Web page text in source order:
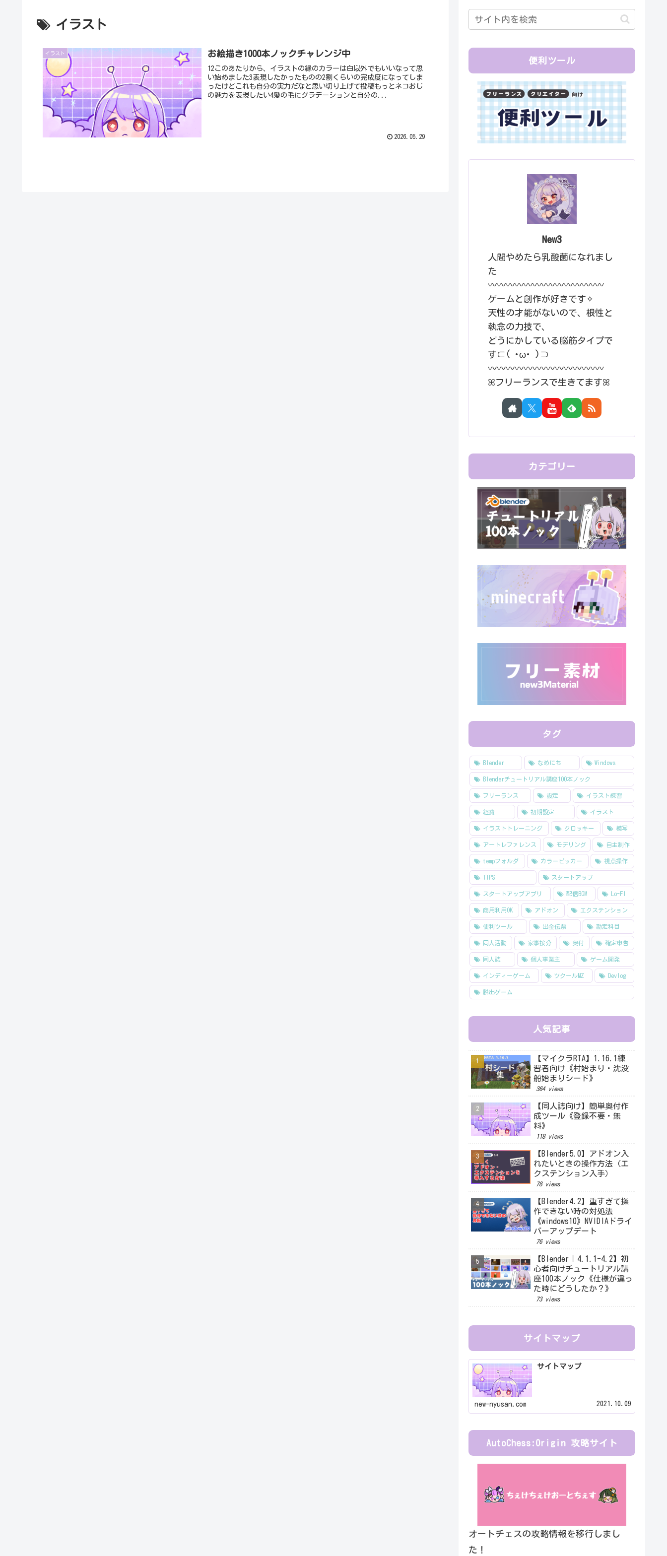
イラスト
イラスト お絵描き1000本ノックチャレンジ中
12このあたりから、イラストの縁のカラーは白以外でもいいなって思
い始めました3表現したかったものの2割くらいの完成度になってしま
ったけどこれも自分の実力だなと思い切り上げて投稿もっとネコおじ
の魅力を表現したい4髪の毛にグラデーションと自分の...
2026.05.29
便利ツール
New3
人間やめたら乳酸菌になれまし
た
〰︎〰︎〰︎〰︎〰︎〰︎〰︎〰︎〰︎〰︎〰︎〰︎〰︎
ゲームと創作が好きです✧
天性の才能がないので、根性と
執念の力技で、
どうにかしている脳筋タイプで
す⊂( ･ω･ )⊃
〰︎〰︎〰︎〰︎〰︎〰︎〰︎〰︎〰︎〰︎〰︎〰︎〰︎
ꕤフリーランスで生きてますꕤ
カテゴリー
タグ
Blender なめにち Windows
Blenderチュートリアル講座100本ノック
フリーランス 設定 イラスト練習
経費 初期設定 イラスト
イラストトレーニング クロッキー 模写
アートレファレンス モデリング 自主制作
tempフォルダ カラーピッカー 視点操作
TIPS スタートアップ
スタートアップアプリ 配信BGM Lo-FI
商用利用OK アドオン エクステンション
便利ツール 出金伝票 勘定科目
同人活動 家事按分 奥付 確定申告
同人誌 個人事業主 ゲーム開発
インディーゲーム ツクールMZ Devlog
脱出ゲーム
人気記事
【マイクラRTA】1.16.1練
習者向け《村始まり・沈没
船始まりシード》
364 views
【同人誌向け】簡単奥付作
成ツール《登録不要・無
料》
118 views
【Blender5.0】アドオン入
れたいときの操作方法（エ
クステンション入手）
78 views
【Blender4.2】重すぎて操
作できない時の対処法
《windows10》NVIDIAドライ
バーアップデート
76 views
【Blender｜4.1.1-4.2】初
心者向けチュートリアル講
座100本ノック《仕様が違っ
た時にどうしたか？》
73 views
サイトマップ
サイトマップ
new-nyusan.com 2021.10.09
AutoChess:Origin 攻略サイト
オートチェスの攻略情報を移行しまし
た！